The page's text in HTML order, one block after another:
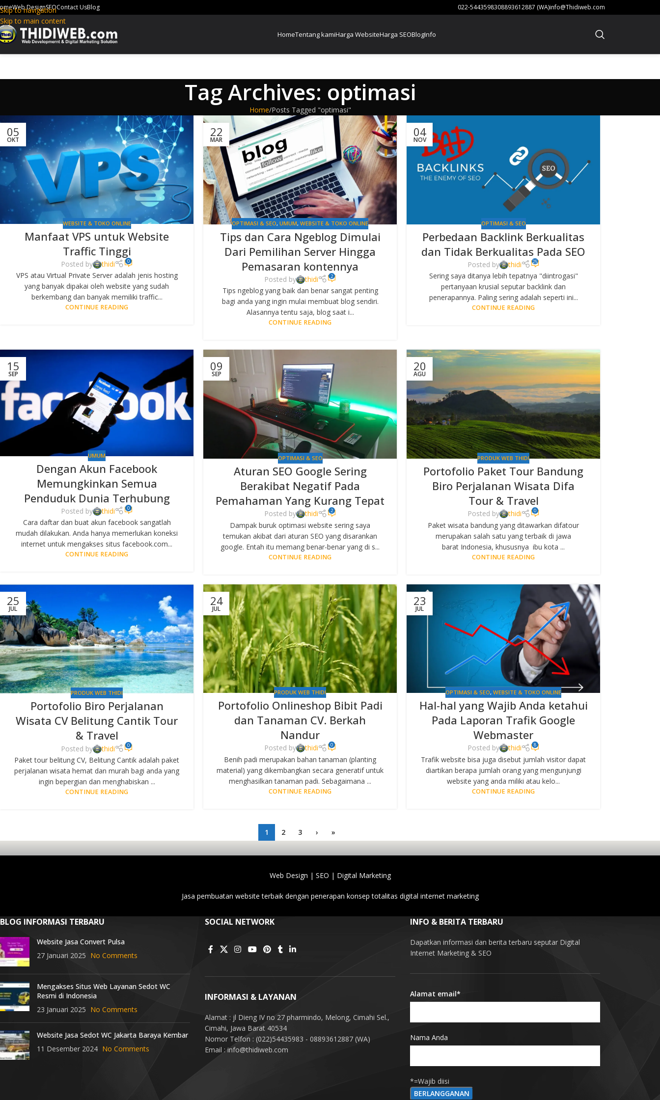
Skip to navigation
Skip to main content
Web DesignSEOContact UsBlog 022-5443598308893612887 (WA)info@Thidiweb.com
HomeTentang kamiHarga WebsiteHarga SEOBlogInfo
Tag Archives: optimasi
Home Posts Tagged "optimasi"
05
OKT
WEBSITE & TOKO ONLINE
Manfaat VPS untuk Website
Traffic Tinggi
Posted by thidi 0
VPS atau Virtual Private Server adalah jenis hosting
yang banyak dipakai oleh website yang sudah
berkembang dan banyak memiliki traffic...
CONTINUE READING
22
MAR
OPTIMASI & SEO, UMUM, WEBSITE & TOKO ONLINE
Tips dan Cara Ngeblog Dimulai
Dari Pemilihan Server Hingga
Pemasaran kontennya
Posted by thidi 2
Tips ngeblog yang baik dan benar sangat penting
bagi anda yang ingin mulai membuat blog sendiri.
Alasannya tentu saja, blog saat i...
CONTINUE READING
04
NOV
OPTIMASI & SEO
Perbedaan Backlink Berkualitas
dan Tidak Berkualitas Pada SEO
Posted by thidi 25
Sering saya ditanya lebih tepatnya "diintrogasi"
pertanyaan krusial seputar backlink dan
penerapannya. Paling sering adalah seperti ini...
CONTINUE READING
15
SEP
UMUM
Dengan Akun Facebook
Memungkinkan Semua
Penduduk Dunia Terhubung
Posted by thidi 0
Cara daftar dan buat akun facebook sangatlah
mudah dilakukan. Anda hanya memerlukan koneksi
internet untuk mengakses situs facebook.com...
CONTINUE READING
09
SEP
OPTIMASI & SEO
Aturan SEO Google Sering
Berakibat Negatif Pada
Pemahaman Yang Kurang Tepat
Posted by thidi 2
Dampak buruk optimasi website sering saya
temukan akibat dari aturan SEO yang disarankan
google. Entah itu memang benar-benar yang di s...
CONTINUE READING
20
AGU
PRODUK WEB THIDI
Portofolio Paket Tour Bandung
Biro Perjalanan Wisata Difa
Tour & Travel
Posted by thidi 0
Paket wisata bandung yang ditawarkan difatour
merupakan salah satu yang terbaik di jawa
barat Indonesia, khususnya ibu kota ...
CONTINUE READING
25
JUL
PRODUK WEB THIDI
Portofolio Biro Perjalanan
Wisata CV Belitung Cantik Tour
& Travel
Posted by thidi 0
Paket tour belitung CV, Belitung Cantik adalah paket
perjalanan wisata hemat dan murah bagi anda yang
ingin bepergian dan menghabiskan ...
CONTINUE READING
24
JUL
PRODUK WEB THIDI
Portofolio Onlineshop Bibit Padi
dan Tanaman CV. Berkah
Nandur
Posted by thidi 0
Benih padi merupakan bahan tanaman (planting
material) yang dikembangkan secara generatif untuk
menghasilkan tanaman padi. Sebagaimana ...
CONTINUE READING
23
JUL
OPTIMASI & SEO, WEBSITE & TOKO ONLINE
Hal-hal yang Wajib Anda ketahui
Pada Laporan Trafik Google
Webmaster
Posted by thidi 8
Trafik website bisa juga disebut jumlah visitor dapat
diartikan berapa jumlah orang yang mengunjungi
website yang anda miliki atau kelo...
CONTINUE READING
1 2 3 › »
Web Design | SEO | Digital Marketing
Jasa pembuatan website terbaik dengan penerapan konsep totalitas digital internet marketing
BLOG INFORMASI TERBARU
Website Jasa Convert Pulsa
27 Januari 2025 No Comments
Mengakses Situs Web Layanan Sedot WC
Resmi di Indonesia
23 Januari 2025 No Comments
Website Jasa Sedot WC Jakarta Baraya Kembar
11 Desember 2024 No Comments
SOCIAL NETWORK
INFORMASI & LAYANAN
Alamat : jl Dieng IV no 27 pharmindo, Melong, Cimahi Sel.,
Cimahi, Jawa Barat 40534
Nomor Telfon : (022)54435983 - 08893612887 (WA)
Email : info@thidiweb.com
INFO & BERITA TERBARU
Dapatkan informasi dan berita terbaru seputar Digital
Internet Marketing & SEO
Alamat email*
Nama Anda
*=Wajib diisi